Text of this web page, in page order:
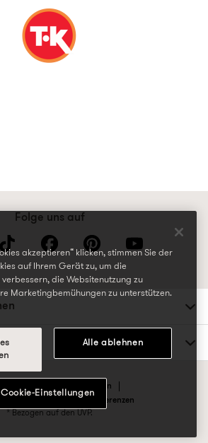
Folge uns auf
Geschäftsbedingungen
& Cookie-Präferenzen
* Bezogen auf den UVP.
akzeptieren“ klicken, stimmen Sie der
auf Ihrem Gerät zu, um die
die Websitenutzung zu
Marketingbemühungen zu unterstützen.
Alle ablehnen
Cookie-Einstellungen